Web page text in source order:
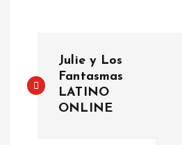
o
Julie y Los
Fantasmas
LATINO
ONLINE